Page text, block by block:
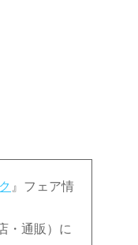
』フェア情
・通販）に